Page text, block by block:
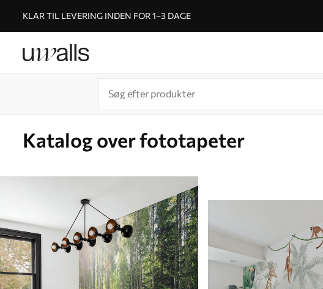
KLAR TIL LEVERING INDEN FOR 1–3 DAGE
Katalog over fototapeter